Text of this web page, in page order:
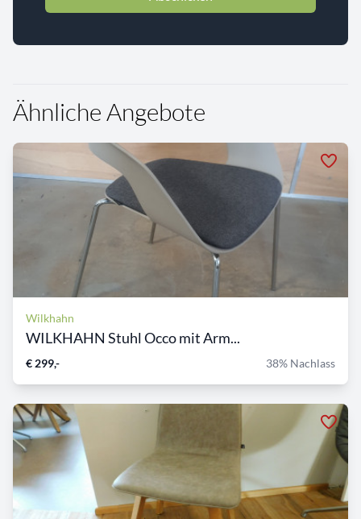
Ähnliche Angebote
Wilkhahn
WILKHAHN Stuhl Occo mit Arm...
€ 299,- 38% Nachlass